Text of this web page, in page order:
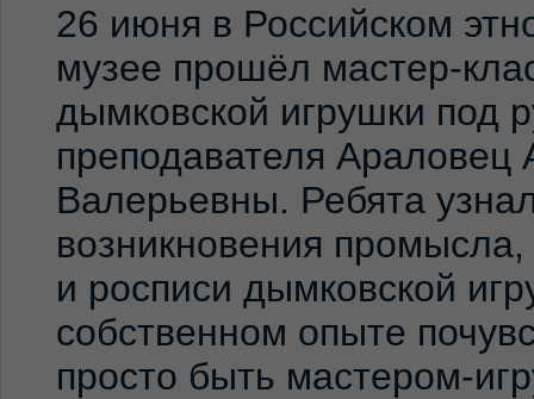
26 июня в Российском
музее прошёл мастер-
дымковской игрушки под
преподавателя Араловец
Валерьевны. Ребята
возникновения
и росписи дымковской
собственном опыте
просто быть мастером-